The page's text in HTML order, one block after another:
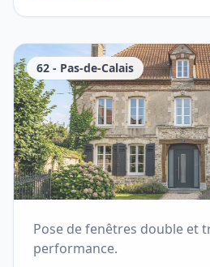
62 - Pas-de-Calais
Pose de fenêtres double et
performance.